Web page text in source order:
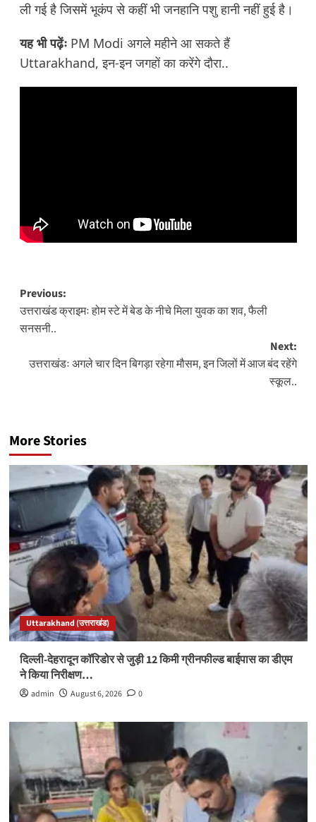
ली गई है जिसमें भूकंप से कहीं भी जनहानि पशु हानी नहीं हुई है।
यह भी पढ़ेंः PM Modi अगले महीने आ सकते हैं
Uttarakhand, इन-इन जगहों का करेंगे दौरा..
Post
navigation
Previous:
उत्तराखंड क्राइमः होम स्टे में बेड के नीचे मिला युवक का शव, फैली
सनसनी..
Next:
उत्तराखंडः अगले चार दिन बिगड़ा रहेगा मौसम, इन जिलों में आज बंद रहेंगे
स्कूल..
More Stories
Uttarakhand (उत्तराखंड)
दिल्ली-देहरादून कॉरिडोर से जुड़ी 12 किमी ग्रीनफील्ड बाईपास का डीएम
ने किया निरीक्षण…
admin August 6, 2026 0